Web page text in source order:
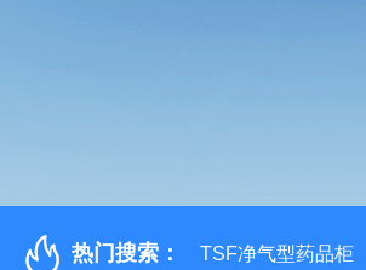
热门搜索： TSF净气型药品柜